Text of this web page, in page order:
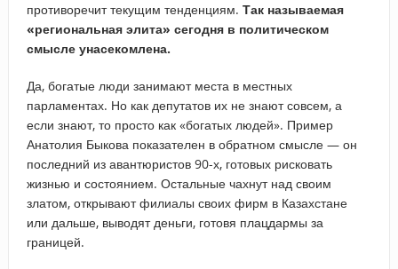
противоречит текущим тенденциям. Так называемая
«региональная элита» сегодня в политическом
смысле унасекомлена.
Да, богатые люди занимают места в местных
парламентах. Но как депутатов их не знают совсем, а
если знают, то просто как «богатых людей». Пример
Анатолия Быкова показателен в обратном смысле — он
последний из авантюристов 90-х, готовых рисковать
жизнью и состоянием. Остальные чахнут над своим
златом, открывают филиалы своих фирм в Казахстане
или дальше, выводят деньги, готовя плацдармы за
границей.